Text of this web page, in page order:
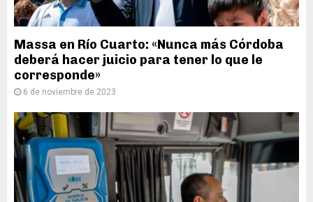
Massa en Río Cuarto: «Nunca más Córdoba
deberá hacer juicio para tener lo que le
corresponde»
6 de noviembre de 2023